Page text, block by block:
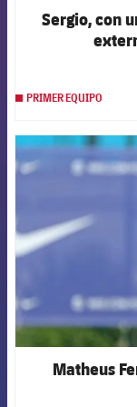
Sergio, con
PRIMER EQUIPO
Matheus